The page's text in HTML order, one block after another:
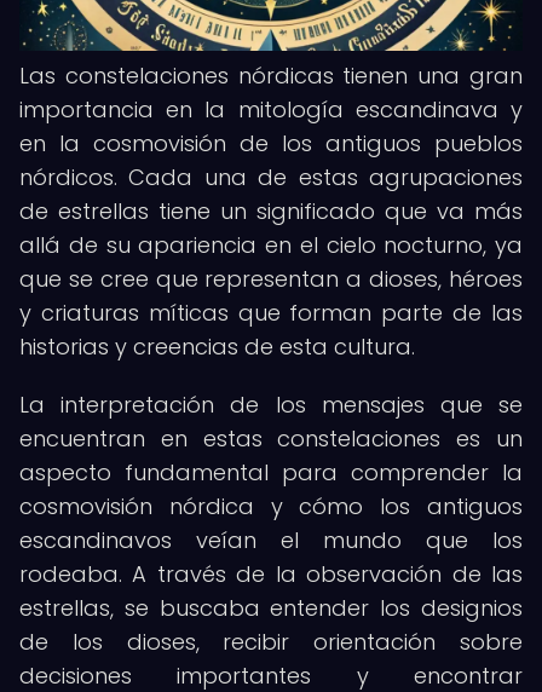
Las constelaciones nórdicas tienen una gran
importancia en la mitología escandinava y
en la cosmovisión de los antiguos pueblos
nórdicos. Cada una de estas agrupaciones
de estrellas tiene un significado que va más
allá de su apariencia en el cielo nocturno, ya
que se cree que representan a dioses, héroes
y criaturas míticas que forman parte de las
historias y creencias de esta cultura.
La interpretación de los mensajes que se
encuentran en estas constelaciones es un
aspecto fundamental para comprender la
cosmovisión nórdica y cómo los antiguos
escandinavos veían el mundo que los
rodeaba. A través de la observación de las
estrellas, se buscaba entender los designios
de los dioses, recibir orientación sobre
decisiones importantes y encontrar